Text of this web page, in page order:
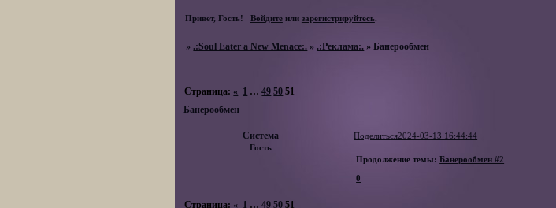
Привет, Гость! Войдитеили зарегистрируйтесь.
» .:Soul Eater a New Menace:. ».:Реклама:. »Банерообмен
Банерообмен
Страница: « 1 … 49 50 51
Поделиться2024-03-13 16:44:44
Система
Гость
Продолжение темы:Банерообмен #2
0
Страница: « 1 … 49 50 51